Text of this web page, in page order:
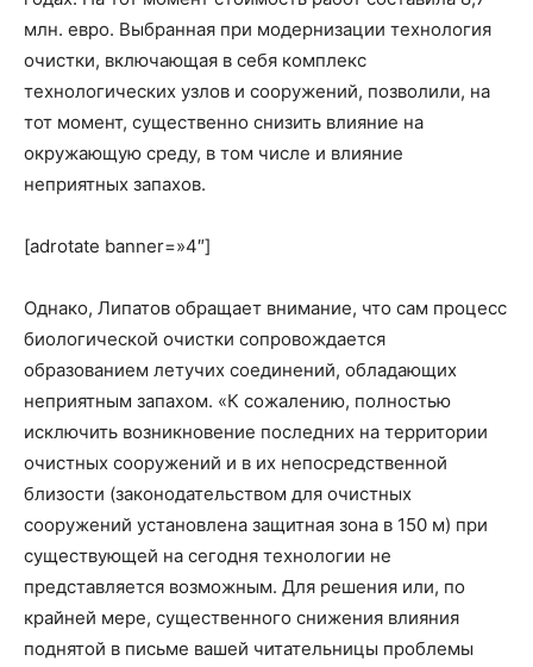
млн. евро. Выбранная при модернизации технология
очистки, включающая в себя комплекс
технологических узлов и сооружений, позволили, на
тот момент, существенно снизить влияние на
окружающую среду, в том числе и влияние
неприятных запахов.
[adrotate banner=»4″]
Однако, Липатов обращает внимание, что сам процесс
биологической очистки сопровождается
образованием летучих соединений, обладающих
неприятным запахом. «К сожалению, полностью
исключить возникновение последних на территории
очистных сооружений и в их непосредственной
близости (законодательством для очистных
сооружений установлена защитная зона в 150 м) при
существующей на сегодня технологии не
представляется возможным. Для решения или, по
крайней мере, существенного снижения влияния
поднятой в письме вашей читательницы проблемы